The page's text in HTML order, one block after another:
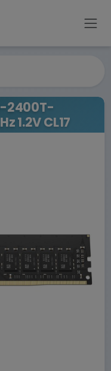
2400T-
1.2V CL17